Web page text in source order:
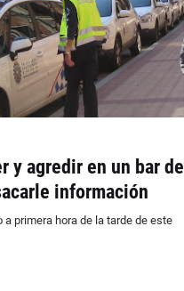
y agredir en un bar de
información
primera hora de la tarde de este